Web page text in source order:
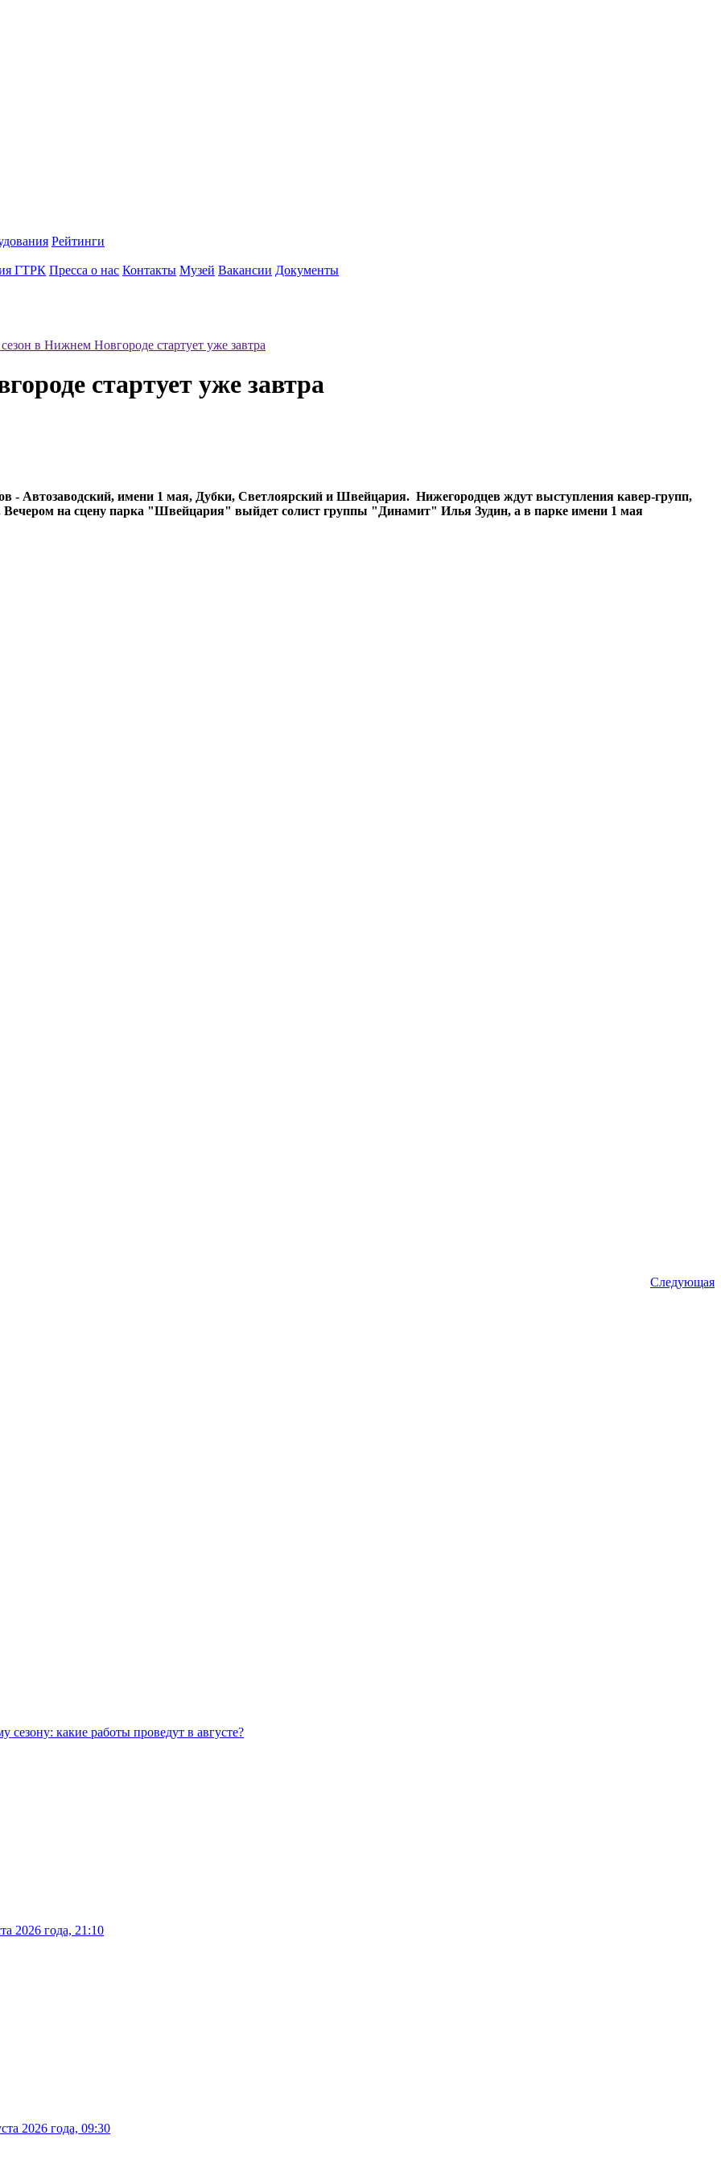
Рейтинги
ГТРК Пресса о нас Контакты Музей Вакансии Документы
в Нижнем Новгороде стартует уже завтра
стартует уже завтра
- Автозаводский, имени 1 мая, Дубки, Светлоярский и Швейцария. Нижегородцев ждут выступления кавер-групп,
на сцену парка "Швейцария" выйдет солист группы "Динамит" Илья Зудин, а в парке имени 1 мая
Следующая
какие работы проведут в августе?
2026 года, 21:10
2026 года, 09:30